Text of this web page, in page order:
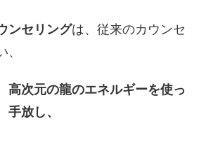
ンセリングは、従来のカウンセ
高次元の龍のエネルギーを使っ
手放し、